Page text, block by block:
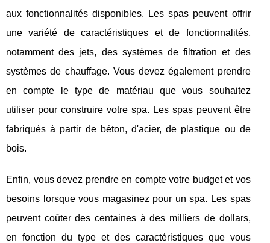
aux fonctionnalités disponibles. Les spas peuvent offrir
une variété de caractéristiques et de fonctionnalités,
notamment des jets, des systèmes de filtration et des
systèmes de chauffage. Vous devez également prendre
en compte le type de matériau que vous souhaitez
utiliser pour construire votre spa. Les spas peuvent être
fabriqués à partir de béton, d'acier, de plastique ou de
bois.
Enfin, vous devez prendre en compte votre budget et vos
besoins lorsque vous magasinez pour un spa. Les spas
peuvent coûter des centaines à des milliers de dollars,
en fonction du type et des caractéristiques que vous